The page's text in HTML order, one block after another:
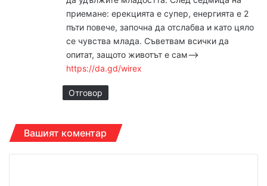
:
приемане: ерекцията е супер, енергията е 2
пъти повече, започна да отслабва и като цяло
се чувства млада. Съветвам всички да
опитат, защото животът е сам–>
https://da.gd/wirex
Отговор
Вашият коментар